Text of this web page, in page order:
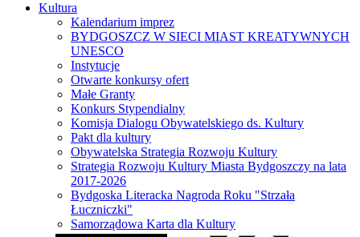
Kultura
Kalendarium imprez
BYDGOSZCZ W SIECI MIAST KREATYWNYCH
UNESCO
Instytucje
Otwarte konkursy ofert
Małe Granty
Konkurs Stypendialny
Komisja Dialogu Obywatelskiego ds. Kultury
Pakt dla kultury
Obywatelska Strategia Rozwoju Kultury
Strategia Rozwoju Kultury Miasta Bydgoszczy na lata
2017-2026
Bydgoska Literacka Nagroda Roku "Strzała
Łuczniczki"
Samorządowa Karta dla Kultury